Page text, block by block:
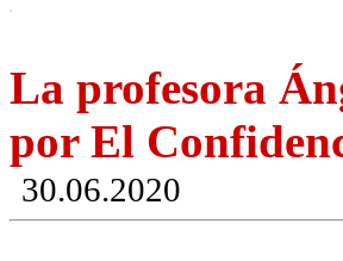
La profesora
por El
30.06.2020